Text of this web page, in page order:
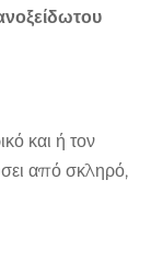
και ή τον
από σκληρό,